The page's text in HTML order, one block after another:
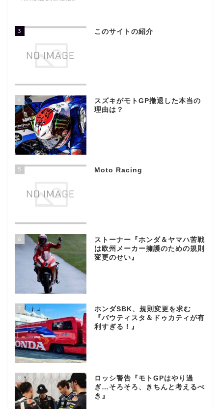
3 このサイトの紹介
4
スズキがモトGP撤退した本当の
理由は？
5 Moto Racing
6
ストーナー『ホンダ＆ヤマハ苦戦
は欧州メーカー擁護のための規則
変更のせい』
7
ホンダSBK、規則変更を求む
『バウティスタ＆ドゥカティが有
利すぎる！』
8
ロッシ警告『モトGPはやり過
ぎ…そろそろ、きちんと考えるべ
き』